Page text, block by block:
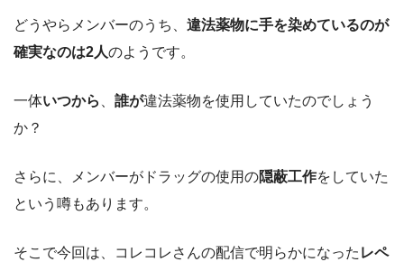
どうやらメンバーのうち、 違法薬物に手を染めているのが
確実なのは2人のようです。
一体いつから 誰が違法薬物を使用していたのでしょう
か？
さらに、メンバーがドラッグの使用の隠蔽工作をしていた
という噂もあります。
そこで今回は、コレコレさんの配信で明らかになった レペ